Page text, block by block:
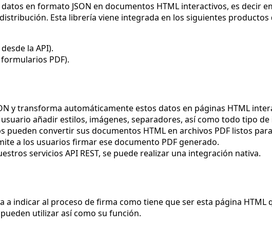
en formato JSON en documentos HTML interactivos, es decir
Esta librería viene integrada en los siguientes productos
la API).
PDF).
y transforma automáticamente estos datos en páginas HTML
añadir estilos, imágenes, separadores, así como todo tipo
pueden convertir sus documentos HTML en archivos PDF listos
a los usuarios firmar ese documento PDF generado.
servicios API REST, se puede realizar una integración nativa.
a indicar al proceso de firma como tiene que ser esta página
utilizar así como su función.